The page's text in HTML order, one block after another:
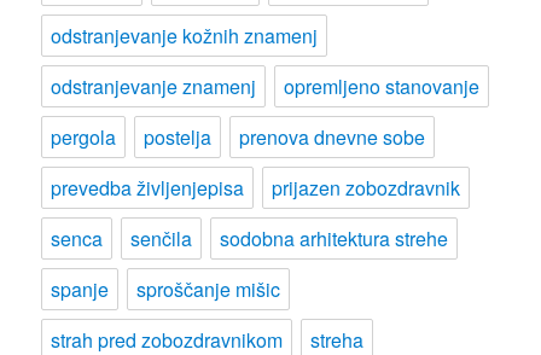
odstranjevanje kožnih znamenj
odstranjevanje znamenj
opremljeno stanovanje
pergola
postelja
prenova dnevne sobe
prevedba življenjepisa
prijazen zobozdravnik
senca
senčila
sodobna arhitektura strehe
spanje
sproščanje mišic
strah pred zobozdravnikom
streha